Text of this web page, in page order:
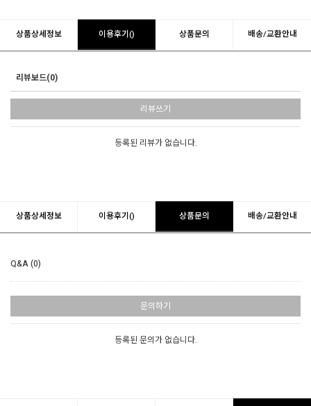
상품상세정보 이용후기() 상품문의 배송/교환안내
리뷰보드(0)
리뷰쓰기
등록된 리뷰가 없습니다.
상품상세정보 이용후기() 상품문의 배송/교환안내
Q&A (0)
문의하기
등록된 문의가 없습니다.